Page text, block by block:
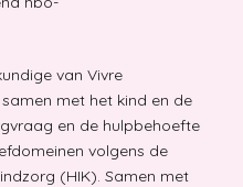
verholpen wordt.
van Vivre
met het kind en de
en de hulpbehoefte
volgens de
(HIK). Samen met